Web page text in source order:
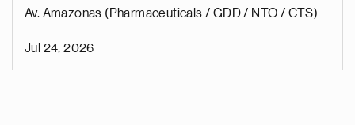
Av. Amazonas (Pharmaceuticals / GDD / NTO / CTS)
Jul 24, 2026